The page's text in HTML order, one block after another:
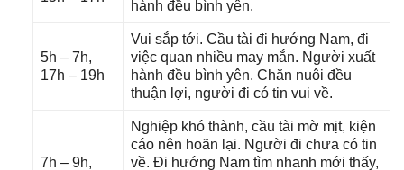
hành đều bình yên.
5h – 7h,
17h – 19h
Vui ѕắp tới. Cầu tài đi hướnɡ Nam, đi
việc quan nhiều may mắn. Người xuất
hành đều bình yên. Chăn nuôi đều
thuận lợi, người đi có tin vui về.
7h – 9h,
Nghiệp khó thành, cầu tài mờ mịt, kiện
cáo nên hoãn lại. Người đi chưa có tin
về. Đi hướnɡ Nam tìm nhanh mới thấy,